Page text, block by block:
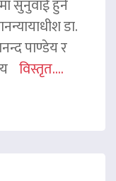
सुनुवाई हुने
डा.
पाण्डेय र
विस्तृत....